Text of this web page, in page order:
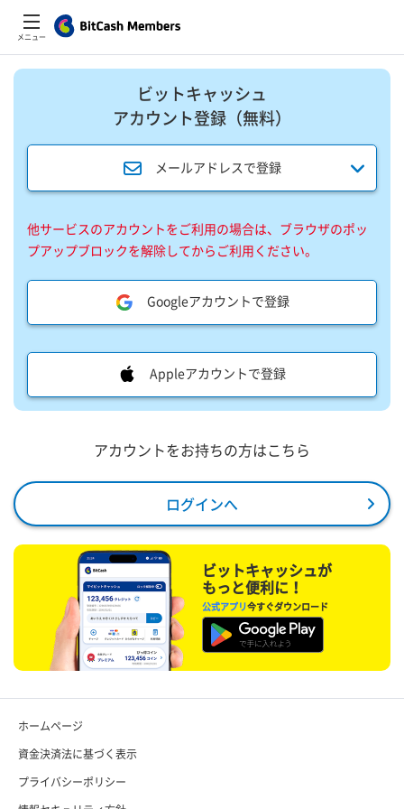
メニュー
ビットキャッシュ
アカウント登録​（無料）​
メールアドレスで登録
他サービスのアカウントをご利用の場合は、ブラウザのポッ
プアップブロックを解除してからご利用ください。
Googleアカウントで登録
Appleアカウントで登録
アカウントをお持ちの方はこちら
ログインへ
ビットキャッシュが
もっと便利に！
公式アプリ今すぐダウンロード
ホームページ
資金決済法に基づく表示
プライバシーポリシー